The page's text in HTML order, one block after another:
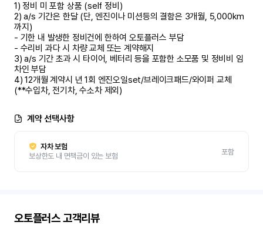
1) 정비 미 포함 상품 (self 정비)
2) a/s 기간은 한달 (단, 엔진이나 미션등의 결함은 3개월, 5,000km
까지)
- 기한 내 발생한 정비건에 한하여 오토플러스 부담
- 수리비 과다 시 차량 교체 또는 계약해지
3) a/s 기간 초과 시 타이어, 베터리 등을 포함한 소모품 및 정비비 임
차인 부담
4) 12개월 계약시 년 1회 엔진오일set/브레이크패드/와이퍼 교체
(**수입차, 전기차, 수소차 제외)
계약 선택사항
자차 보험
보상한도 내 면책금이 있는 보험
포함
오토플러스고객리뷰